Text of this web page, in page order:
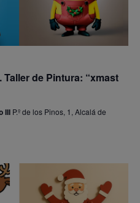
Taller de Pintura: “xmast
III P.º de los Pinos, 1, Alcalá de